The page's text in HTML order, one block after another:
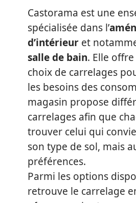
Castorama est une
spécialisée dans l’
d’intérieur et
salle de bain. Elle
choix de carrelages
les besoins des
magasin propose
carrelages afin que
trouver celui qui
son type de sol, mais
préférences.
Parmi les options
retrouve le carrelage